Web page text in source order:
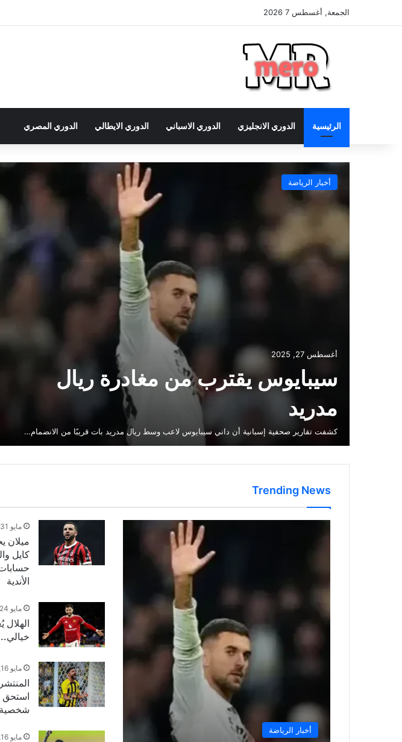
الجمعة, أغسطس 7 2026
الرئيسية الدوري الانجليزي الدوري الاسباني الدوري الايطالي الدوري المصري
أخبار الرياضة
أغسطس 27, 2025
سيبايوس يقترب من مغادرة ريال
مدريد
كشفت تقارير صحفية إسبانية أن داني سيبايوس لاعب وسط ريال مدريد بات قريبًا من الانضمام…
Trending News
أخبار الرياضة
مايو 31, 2025
ميلان
كايل
الأندية
مايو 24, 2025
الهلال
خيالي.. و72 ساعة لحسم
مايو 16, 2025
استحق
شخصية
مايو 16, 2025